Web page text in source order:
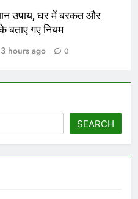
उपाय, घर में बरकत और
बताए गए नियम
3 hours ago 0
SEARCH